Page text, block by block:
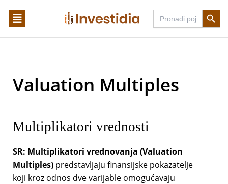
Search
for:
Search
Valuation Multiples
Multiplikatori vrednosti
SR: Multiplikatori vrednovanja (Valuation
Multiples)predstavljaju finansijske pokazatelje
koji kroz odnos dve varijable omogućavaju